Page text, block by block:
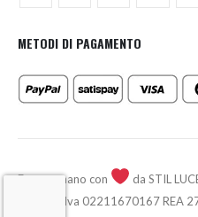
METODI DI PAGAMENTO
Fatto a mano con
da STIL
2026 - P.Iva 02211670167 REA